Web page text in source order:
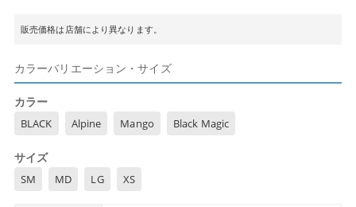
販売価格は店舗により異なります。
カラーバリエーション・サイズ
カラー
BLACK Alpine Mango Black Magic
サイズ
SM MD LG XS